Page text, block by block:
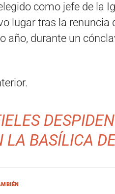
como jefe de la
lugar tras la renuncia
año, durante un
LA BASÍLICA